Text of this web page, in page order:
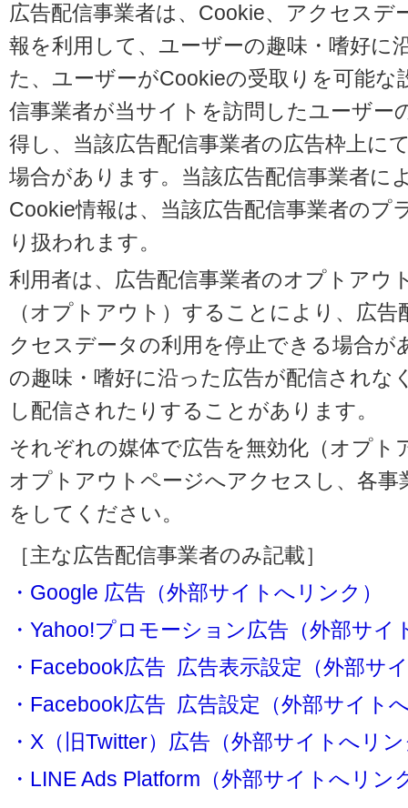
広告配信事業者は、Cookie、アクセスデ
報を利用して、ユーザーの趣味・嗜好に
た、ユーザーがCookieの受取りを可能
信事業者が当サイトを訪問したユーザー
得し、当該広告配信事業者の広告枠上に
場合があります。当該広告配信事業者に
Cookie情報は、当該広告配信事業者のプ
り扱われます。
利用者は、広告配信事業者のオプトアウ
（オプトアウト）することにより、広
クセスデータの利用を停止できる場合が
の趣味・嗜好に沿った広告が配信されな
し配信されたりすることがあります。
それぞれの媒体で広告を無効化（オプト
オプトアウトページへアクセスし、各
をしてください。
［主な広告配信事業者のみ記載］
・Google 広告（外部サイトへリンク）
・Yahoo!プロモーション広告（外部サイ
・Facebook広告 広告表示設定（外部サ
・Facebook広告 広告設定（外部サイト
・X（旧Twitter）広告（外部サイトへリ
・LINE Ads Platform（外部サイトへリン